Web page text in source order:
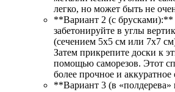
легко, но может быть не
**Вариант 2 (с брусками):**
забетонируйте в углы
(сечением 5х5 см или 7х7
Затем прикрепите доски к
помощью саморезов. Этот
более прочное и аккуратное
**Вариант 3 (в